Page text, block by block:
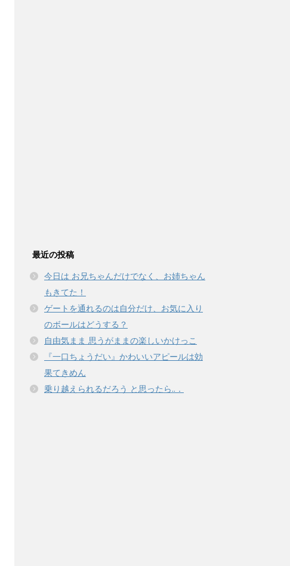
最近の投稿
今日は お兄ちゃんだけでなく、お姉ちゃん
もきてた！
ゲートを通れるのは自分だけ、お気に入り
のボールはどうする？
自由気まま 思うがままの楽しいかけっこ
『一口ちょうだい』かわいいアピールは効
果てきめん
乗り越えられるだろう と思ったら..．